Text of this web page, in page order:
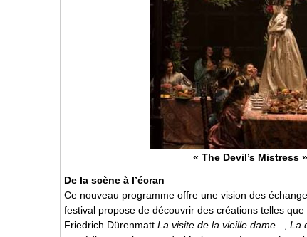
« The Devil’s Mistress
De la scène à l’écran
Ce nouveau programme offre une vision des
festival propose de découvrir des créations telles que
Friedrich Dürenmatt La visite de la vieille dame –, La